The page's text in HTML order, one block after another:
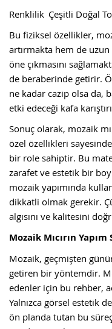
Renklilik Çeşitli Doğal
Bu fiziksel özellikler,
artırmakta hem de
öne çıkmasını
de beraberinde getirir.
ne kadar cazip olsa da,
etki edeceği kafa
Sonuç olarak, mozaik
özel özellikleri
bir role sahiptir. Bu
zarafet ve estetik bir
mozaik yapımında
dikkatli olmak gerekir.
algısını ve kalitesini
Mozaik Mıcırın
Mozaik, geçmişten
getiren bir yöntemdir.
edenler için bu rehber,
Yalnızca görsel estetik
ön planda tutan bu